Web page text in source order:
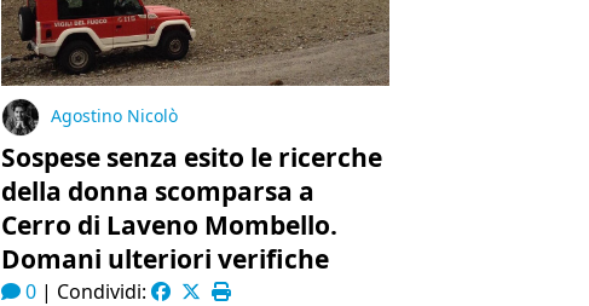
Agostino Nicolò
Sospese senza esito le ricerche
della donna scomparsa a
Cerro di Laveno Mombello.
Domani ulteriori verifiche
0| Condividi: